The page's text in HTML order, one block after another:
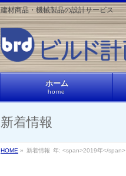
建材商品・機械製品の設計サービス
ホーム
home
新着情報
HOME » 新着情報 年: <span>2019年</span>